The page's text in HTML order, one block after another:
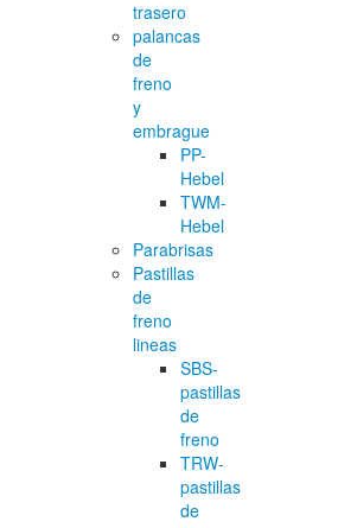
trasero
palancas
de
freno
y
embrague
PP-
Hebel
TWM-
Hebel
Parabrisas
Pastillas
de
freno
lineas
SBS-
pastillas
de
freno
TRW-
pastillas
de